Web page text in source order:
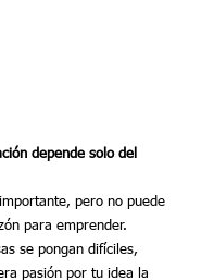
depende solo del
pero no puede
para emprender.
se pongan difíciles,
pasión por tu idea la